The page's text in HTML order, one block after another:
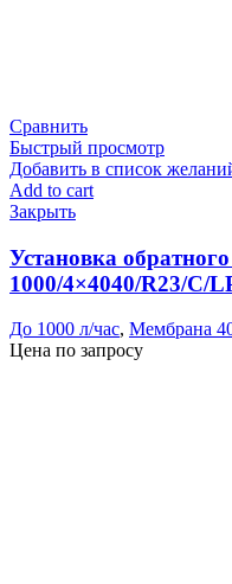
Сравнить
Быстрый просмотр
Добавить в список
Add to cart
Закрыть
Установка
1000/4×4040/R23/C/
До 1000 л/час, Мембрана
Цена по запросу